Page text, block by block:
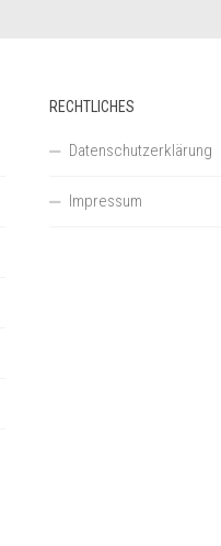
RECHTLICHES
Datenschutzerklärung
Impressum